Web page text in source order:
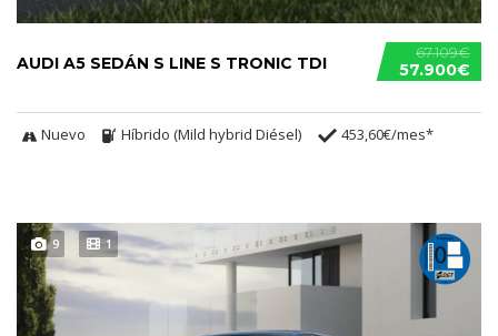
67.109€
57.900€
AUDI A5 SEDÁN S LINE S TRONIC TDI
Nuevo Híbrido (Mild hybrid Diésel) 453,60€/mes*
9 1